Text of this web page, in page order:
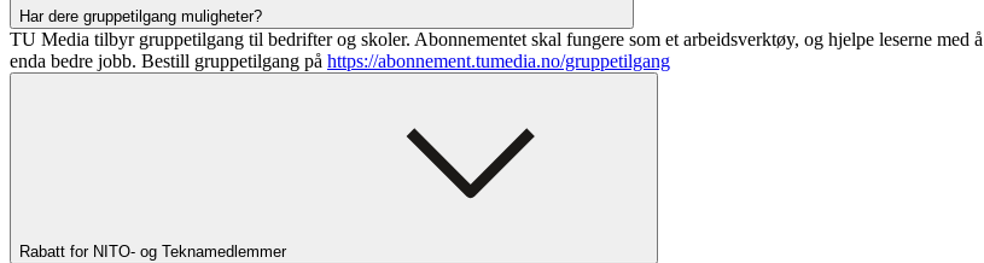
Har dere gruppetilgang muligheter?
TU Media tilbyr gruppetilgang til bedrifter og skoler. Abonnementet skal fungere som et arbeidsverktøy, og hjelpe leserne
enda bedre jobb. Bestill gruppetilgang på https://abonnement.tumedia.no/gruppetilgang
Rabatt for NITO- og Teknamedlemmer